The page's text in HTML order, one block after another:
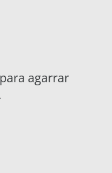
agarrar